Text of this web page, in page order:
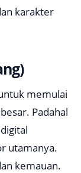
karakter
memulai
Padahal
utamanya.
kemauan.